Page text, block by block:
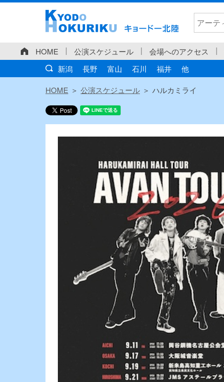
HOME 公演スケジュール 会場へのアクセス
新潟
長野 富山 石川 福井 他
HOME 公演スケジュール ハルカミライ